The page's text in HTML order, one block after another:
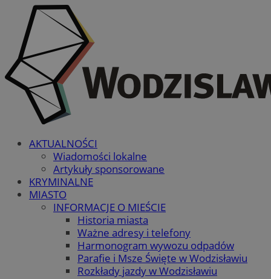
AKTUALNOŚCI
Wiadomości lokalne
Artykuły sponsorowane
KRYMINALNE
MIASTO
INFORMACJE O MIEŚCIE
Historia miasta
Ważne adresy i telefony
Harmonogram wywozu odpadów
Parafie i Msze Święte w Wodzisławiu
Rozkłady jazdy w Wodzisławiu